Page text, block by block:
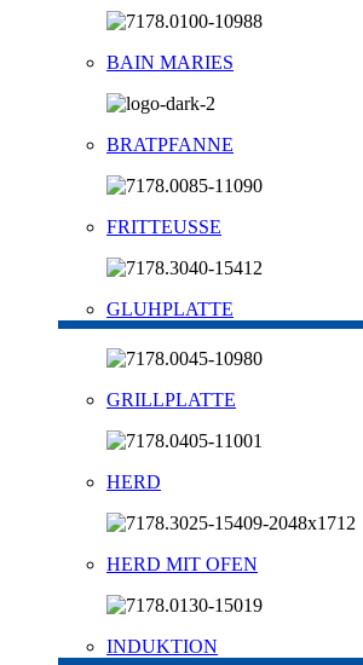
BAIN MARIES
BRATPFANNE
FRITTEUSSE
GLUHPLATTE
GRILLPLATTE
HERD
HERD MIT OFEN
INDUKTION